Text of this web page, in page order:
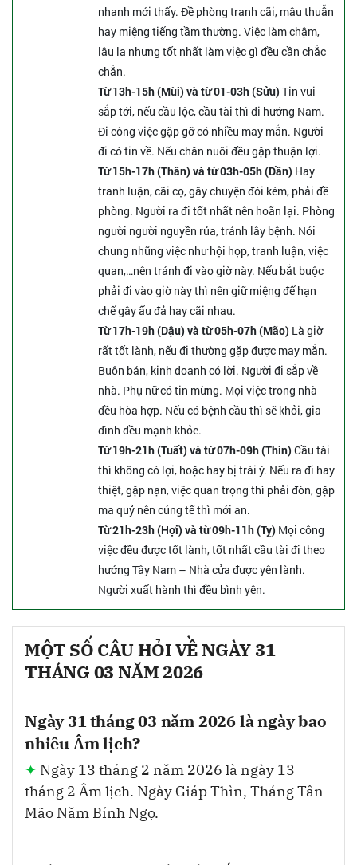
nhanh mới thấy. Đề phòng tranh cãi, mâu thuẫn
hay miệng tiếng tầm thường. Việc làm chậm,
lâu la nhưng tốt nhất làm việc gì đều cần chắc
chắn.
Từ 13h-15h (Mùi) và từ 01-03h (Sửu) Tin vui
sắp tới, nếu cầu lộc, cầu tài thì đi hướng Nam.
Đi công việc gặp gỡ có nhiều may mắn. Người
đi có tin về. Nếu chăn nuôi đều gặp thuận lợi.
Từ 15h-17h (Thân) và từ 03h-05h (Dần) Hay
tranh luận, cãi cọ, gây chuyện đói kém, phải đề
phòng. Người ra đi tốt nhất nên hoãn lại. Phòng
người người nguyền rủa, tránh lây bệnh. Nói
chung những việc như hội họp, tranh luận, việc
quan,…nên tránh đi vào giờ này. Nếu bắt buộc
phải đi vào giờ này thì nên giữ miệng để hạn
chế gây ẩu đả hay cãi nhau.
Từ 17h-19h (Dậu) và từ 05h-07h (Mão) Là giờ
rất tốt lành, nếu đi thường gặp được may mắn.
Buôn bán, kinh doanh có lời. Người đi sắp về
nhà. Phụ nữ có tin mừng. Mọi việc trong nhà
đều hòa hợp. Nếu có bệnh cầu thì sẽ khỏi, gia
đình đều mạnh khỏe.
Từ 19h-21h (Tuất) và từ 07h-09h (Thìn) Cầu tài
thì không có lợi, hoặc hay bị trái ý. Nếu ra đi hay
thiệt, gặp nạn, việc quan trọng thì phải đòn, gặp
ma quỷ nên cúng tế thì mới an.
Từ 21h-23h (Hợi) và từ 09h-11h (Tỵ) Mọi công
việc đều được tốt lành, tốt nhất cầu tài đi theo
hướng Tây Nam – Nhà cửa được yên lành.
Người xuất hành thì đều bình yên.
MỘT SỐ CÂU HỎI VỀ NGÀY 31
THÁNG 03 NĂM 2026
Ngày 31 tháng 03 năm 2026 là ngày bao
nhiêu Âm lịch?
Ngày 13 tháng 2 năm 2026 là ngày 13
tháng 2 Âm lịch. Ngày Giáp Thìn, Tháng Tân
Mão Năm Bính Ngọ.